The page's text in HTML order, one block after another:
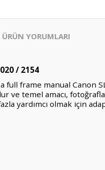
ÜRÜN YORUMLARI
/ 2154
full frame manual Canon
ve temel amacı,
yardımcı olmak için